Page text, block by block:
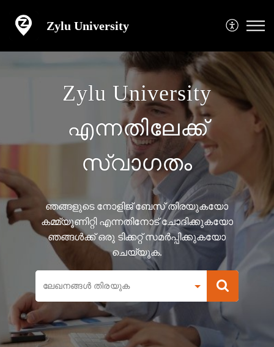
Zylu University
Zylu University
എന്നതിലേക്ക്
സ്വാഗതം
ഞങ്ങളുടെ നോളിജ് ബേസ് തിരയുകയോ
കമ്മ്യൂണിറ്റി എന്നതിനോട് ചോദിക്കുകയോ
ഞങ്ങൾക്ക് ഒരു ടിക്കറ്റ് സമർപ്പിക്കുകയോ
ചെയ്യുക.